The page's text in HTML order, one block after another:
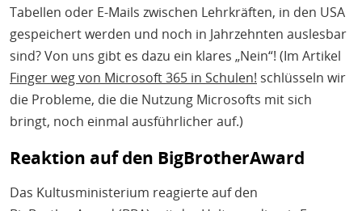
Tabellen oder E-Mails zwischen Lehrkräften, in den USA
gespeichert werden und noch in Jahrzehnten auslesbar
sind? Von uns gibt es dazu ein klares „Nein“! (Im Artikel
Finger weg von Microsoft 365 in Schulen! schlüsseln wir
die Probleme, die die Nutzung Microsofts mit sich
bringt, noch einmal ausführlicher auf.)
Reaktion auf den BigBrotherAward
Das Kultusministerium reagierte auf den